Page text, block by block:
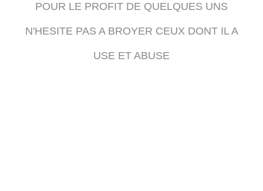
POUR LE PROFIT DE QUELQUES UNS
N'HESITE PAS A BROYER CEUX DONT IL A
USE ET ABUSE